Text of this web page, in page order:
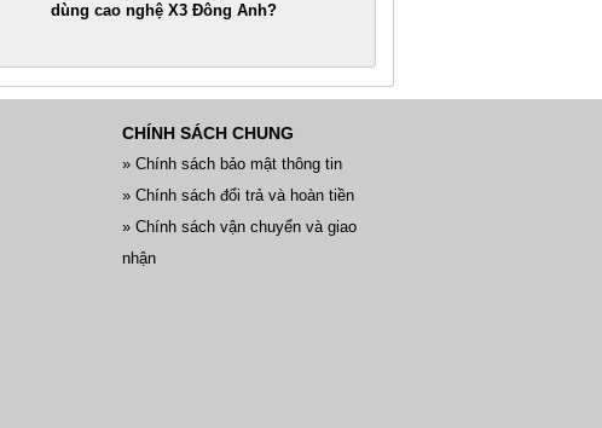
dùng cao nghệ X3 Đông Anh?
CHÍNH SÁCH CHUNG
» Chính sách bảo mật thông tin
» Chính sách đổi trả và hoàn tiền
» Chính sách vận chuyển và giao
nhận